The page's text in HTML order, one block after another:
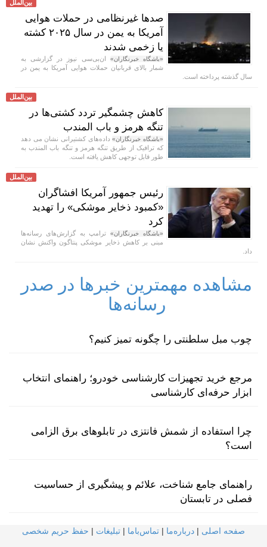
بین‌الملل
صد‌ها غیرنظامی در حملات هوایی
آمریکا به یمن در سال ۲۰۲۵ کشته
یا زخمی شدند
«باشگاه خبرنگاران» ان‌بی‌سی نیوز در گزارشی به
شمار بالای قربانیان حملات هوایی آمریکا به یمن در
سال گذشته پرداخته است.
بین‌الملل
کاهش چشمگیر تردد کشتی‌ها در
تنگه هرمز و باب المندب
«باشگاه خبرنگاران»داده‌های کشتیرانی نشان می دهد
که ترافیک از طریق تنگه هرمز و تنگه باب المندب به
طور قابل توجهی کاهش یافته است.
بین‌الملل
رئیس جمهور آمریکا افشاگران
«کمبود ذخایر موشکی» را تهدید
کرد
«باشگاه خبرنگاران»ترامپ به گزارش‌های رسانه‌ها
مبنی بر کاهش ذخایر موشکی پنتاگون واکنش نشان
داد.
مشاهده مهمترین خبرها در صدر
رسانه‌ها
چوب مبل سلطنتی را چگونه تمیز کنیم؟
مرجع خرید تجهیزات کارشناسی خودرو؛ راهنمای انتخاب
ابزار حرفه‌ای کارشناسی
چرا استفاده از شمش فانتزی در تابلوهای برق الزامی
است؟
راهنمای جامع شناخت، علائم و پیشگیری از حساسیت
فصلی در تابستان
صفحه اصلی | درباره‌ما | تماس‌با‌ما | تبلیغات | حفظ حریم شخصی